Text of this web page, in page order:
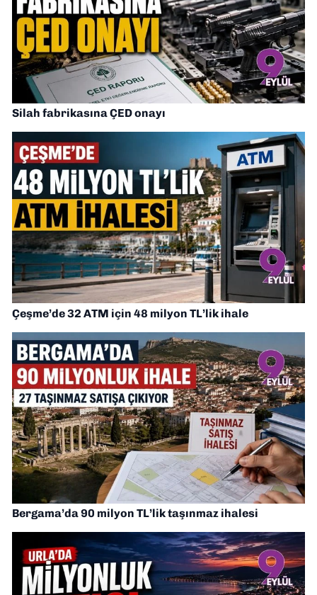
Silah fabrikasına ÇED onayı
Çeşme’de 32 ATM için 48 milyon TL’lik ihale
Bergama’da 90 milyon TL’lik taşınmaz ihalesi